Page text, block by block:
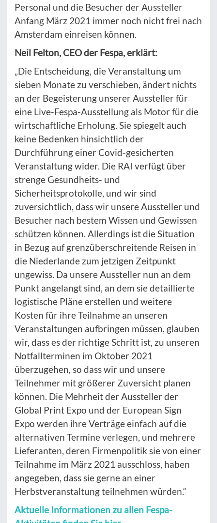
Personal und die Besucher der Aussteller
Anfang März 2021 immer noch nicht frei nach
Amsterdam einreisen können.
Neil Felton, CEO der Fespa, erklärt:
„Die Entscheidung, die Veranstaltung um
sieben Monate zu verschieben, ändert nichts
an der Begeisterung unserer Aussteller für
eine Live-Fespa-Ausstellung als Motor für die
wirtschaftliche Erholung. Sie spiegelt auch
keine Bedenken hinsichtlich der
Durchführung einer Covid-gesicherten
Veranstaltung wider. Die RAI verfügt über
strenge Gesundheits- und
Sicherheitsprotokolle, und wir sind
zuversichtlich, dass wir unsere Aussteller und
Besucher nach bestem Wissen und Gewissen
schützen können. Allerdings ist die Situation
in Bezug auf grenzüberschreitende Reisen in
die Niederlande zum jetzigen Zeitpunkt
ungewiss. Da unsere Aussteller nun an dem
Punkt angelangt sind, an dem sie detaillierte
logistische Pläne erstellen und weitere
Kosten für ihre Teilnahme an unseren
Veranstaltungen aufbringen müssen, glauben
wir, dass es der richtige Schritt ist, zu unseren
Notfallterminen im Oktober 2021
überzugehen, so dass wir und unsere
Teilnehmer mit größerer Zuversicht planen
können. Die Mehrheit der Aussteller der
Global Print Expo und der European Sign
Expo werden ihre Verträge einfach auf die
alternativen Termine verlegen, und mehrere
Lieferanten, deren Firmenpolitik sie von einer
Teilnahme im März 2021 ausschloss, haben
angegeben, dass sie gerne an einer
Herbstveranstaltung teilnehmen würden.“
Aktuelle Informationen zu allen Fespa-